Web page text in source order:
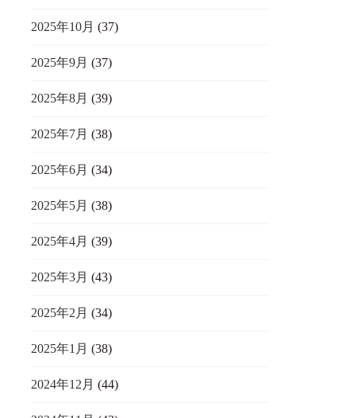
2025年10月 (37)
2025年9月 (37)
2025年8月 (39)
2025年7月 (38)
2025年6月 (34)
2025年5月 (38)
2025年4月 (39)
2025年3月 (43)
2025年2月 (34)
2025年1月 (38)
2024年12月 (44)